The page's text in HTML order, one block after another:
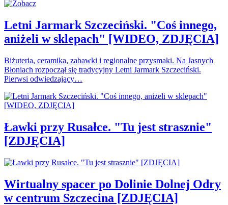
Letni Jarmark Szczeciński. "Coś innego,
aniżeli w sklepach" [WIDEO, ZDJĘCIA]
Biżuteria, ceramika, zabawki i regionalne przysmaki. Na Jasnych
Błoniach rozpoczął się tradycyjny Letni Jarmark Szczeciński.
Pierwsi odwiedzający…
Ławki przy Rusałce. "Tu jest strasznie"
[ZDJĘCIA]
Wirtualny spacer po Dolinie Dolnej Odry
w centrum Szczecina [ZDJĘCIA]